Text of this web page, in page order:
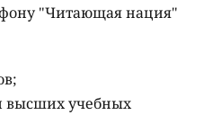
"Читающая нация"
высших учебных